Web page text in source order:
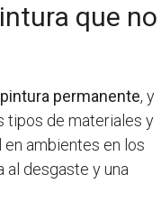
que no
pintura permanente, y
tipos de materiales y
ambientes en los
al desgaste y una